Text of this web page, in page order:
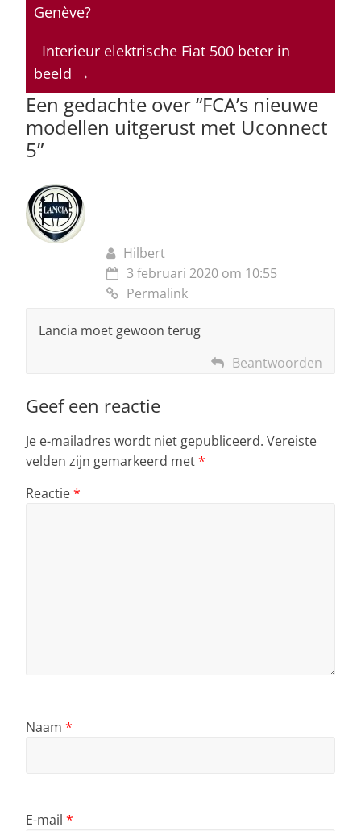
p
p
o
o
k
n s
Genève?
Interieur elektrische Fiat 500 beter in
beeld →
Een gedachte over “FCA’s nieuwe
modellen uitgerust met Uconnect
5”
Hilbert
3 februari 2020 om 10:55
Permalink
Lancia moet gewoon terug
Beantwoorden
Geef een reactie
Je e-mailadres wordt niet gepubliceerd. Vereiste
velden zijn gemarkeerd met*
Reactie*
Naam *
E-mail *